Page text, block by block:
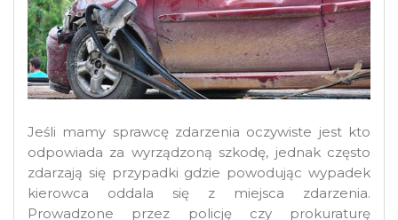
Jeśli mamy sprawcę zdarzenia oczywiste jest kto
odpowiada za wyrządzoną szkodę, jednak często
zdarzają się przypadki gdzie powodując wypadek
kierowca oddala się z miejsca zdarzenia.
Prowadzone przez policję czy prokuraturę